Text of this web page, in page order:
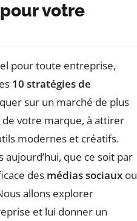
votre
pour toute entreprise,
10 stratégies de
sur un marché de plus
de votre marque, à attirer
modernes et créatifs.
que ce soit par
des médias sociaux ou
allons explorer
et lui donner un